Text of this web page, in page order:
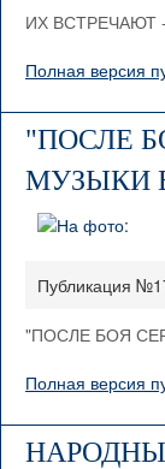
ИХ ВСТРЕЧАЮТ
Полная версия
"ПОСЛЕ
МУЗЫКИ
Публикация
"ПОСЛЕ БОЯ
Полная версия